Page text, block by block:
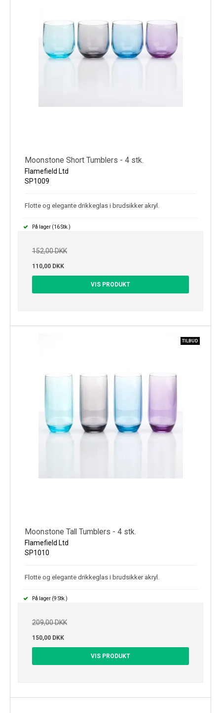
Moonstone Short Tumblers - 4 stk.
Flamefield Ltd
SP1009
Flotte og elegante drikkeglas i brudsikker akryl.
På lager (16 Stk.)
152,00 DKK
110,00 DKK
VIS PRODUKT
TILBUD
Moonstone Tall Tumblers - 4 stk.
Flamefield Ltd
SP1010
Flotte og elegante drikkeglas i brudsikker akryl.
På lager (9 Stk.)
209,00 DKK
150,00 DKK
VIS PRODUKT